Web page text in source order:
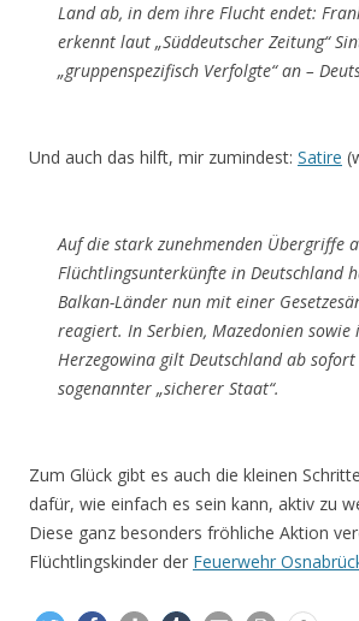
Land ab, in dem ihre Flucht endet:
erkennt laut „Süddeutscher Zeitung“
„gruppenspezifisch Verfolgte“ an –
Und auch das hilft, mir zumindest: Satire
Auf die stark zunehmenden Übergriffe
Flüchtlingsunterkünfte in Deutschland
Balkan-Länder nun mit einer
reagiert. In Serbien, Mazedonien sowie
Herzegowina gilt Deutschland ab
sogenannter „sicherer Staat“.
Zum Glück gibt es auch die kleinen
dafür, wie einfach es sein kann, aktiv zu
Diese ganz besonders fröhliche Aktion
Flüchtlingskinder der Feuerwehr